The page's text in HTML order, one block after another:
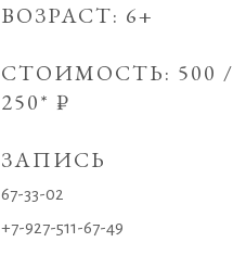
ВОЗРАСТ: 6+
СТОИМОСТЬ: 500 /
250* ₽
ЗАПИСЬ
67-33-02
+7-927-511-67-49